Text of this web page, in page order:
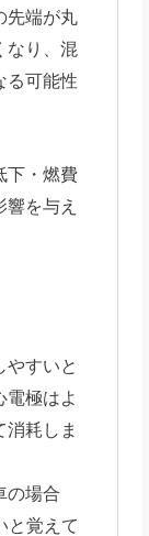
先端が丸
なり、混
る可能性
下・燃費
を与え
やすいと
電極はよ
消耗しま
の場合
と覚えて